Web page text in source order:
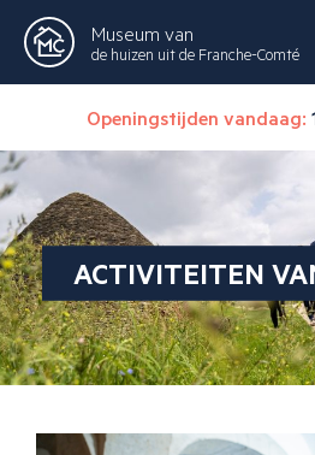
Museum van
de huizen uit de Franche-Comté
Openingstijden vandaag:
ACTIVITEITEN